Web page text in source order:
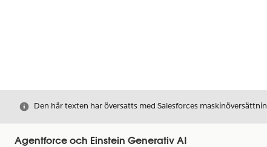
Stäng
Den här texten har översatts med Salesforces
Agentforce och Einstein Generativ AI